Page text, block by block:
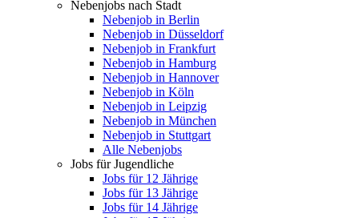
Nebenjobs nach Stadt
Nebenjob in Berlin
Nebenjob in Düsseldorf
Nebenjob in Frankfurt
Nebenjob in Hamburg
Nebenjob in Hannover
Nebenjob in Köln
Nebenjob in Leipzig
Nebenjob in München
Nebenjob in Stuttgart
Alle Nebenjobs
Jobs für Jugendliche
Jobs für 12 Jährige
Jobs für 13 Jährige
Jobs für 14 Jährige